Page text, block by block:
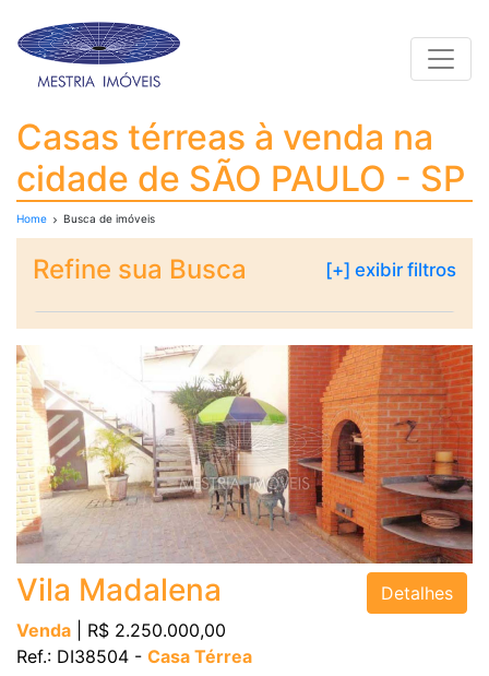
Casas térreas à venda
Casas térreas à venda na
cidade de SÃO PAULO - SP
Home Busca de imóveis
Vila Madalena
Venda | R$ 2.250.000,00
Ref.: DI38504 - Casa Térrea
Detalhes
Refine sua Busca [+] exibir filtros
Bairro
Valor